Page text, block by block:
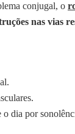
conjugal, o
nas vias
o dia por